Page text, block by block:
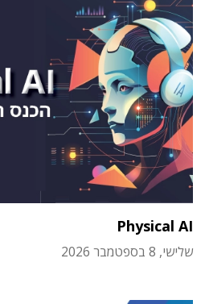
Physical AI
שלישי, 8 בספטמבר 2026